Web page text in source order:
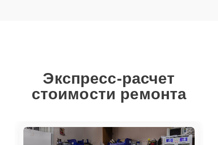
Экспресс-расчет
стоимости ремонта